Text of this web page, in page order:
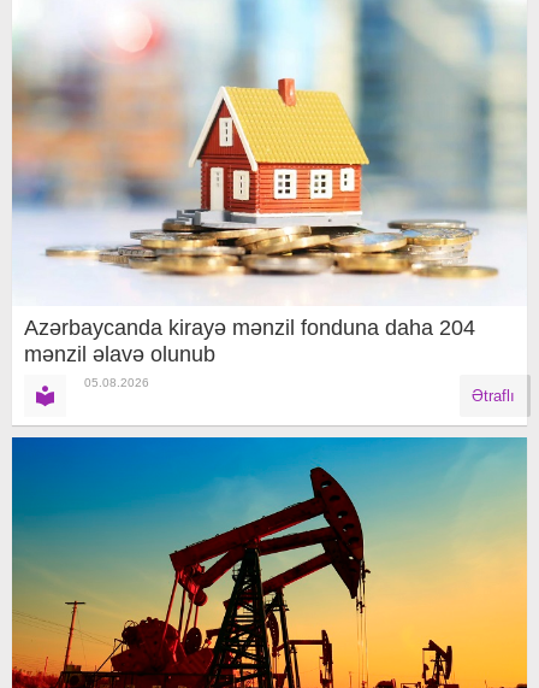
Azərbaycanda kirayə mənzil fonduna daha 204
mənzil əlavə olunub
05.08.2026
Ətraflı